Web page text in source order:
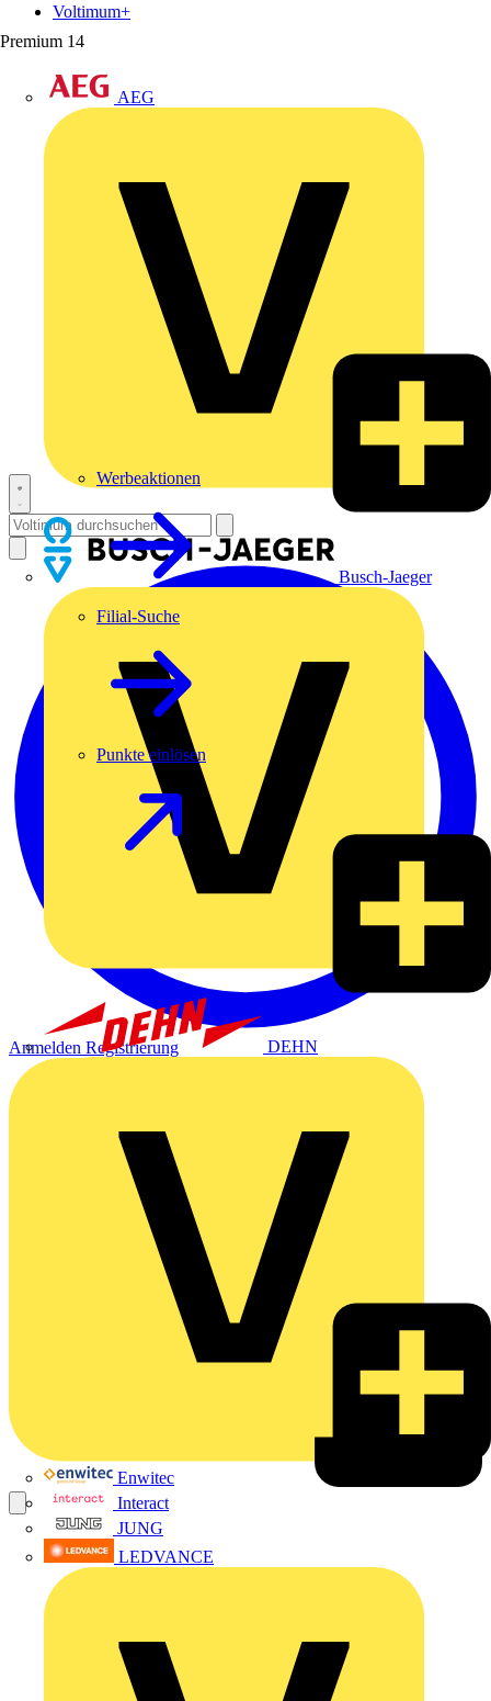
Premium 14
AEG
Busch-Jaeger
DEHN
Enwitec
Interact
JUNG
LEDVANCE
Voltimum+
Werbeaktionen
Filial-Suche
Punkte einlösen
Anmelden Registrierung